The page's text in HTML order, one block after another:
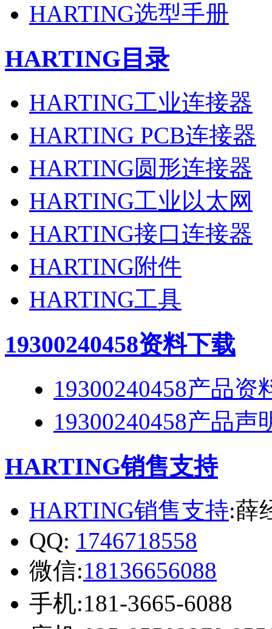
HARTING选型手册
HARTING目录
HARTING工业连接器
HARTING PCB连接器
HARTING圆形连接器
HARTING工业以太网
HARTING接口连接器
HARTING附件
HARTING工具
19300240458资料下载
19300240458产品资
19300240458产品声
HARTING销售支持
HARTING销售支持:薛
QQ: 1746718558
微信:18136656088
手机:181-3665-6088